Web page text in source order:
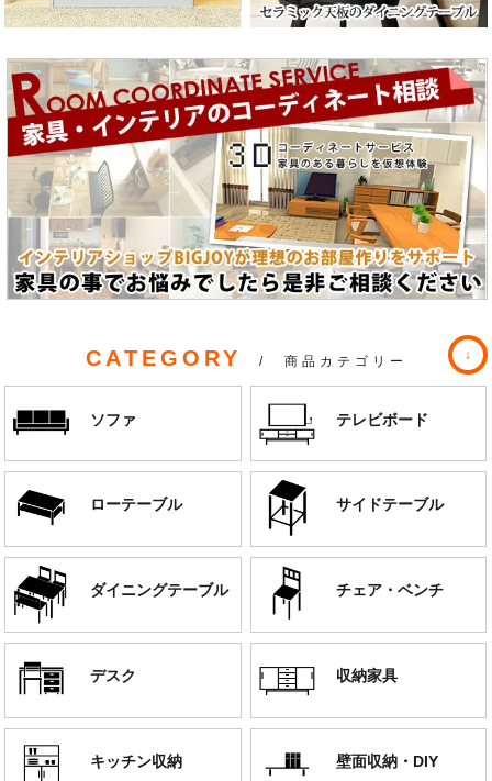
CATEGORY / 商品カテゴリー
ソファ テレビボード
ローテーブル サイドテーブル
ダイニングテーブル チェア・ベンチ
デスク 収納家具
キッチン収納 壁面収納・DIY